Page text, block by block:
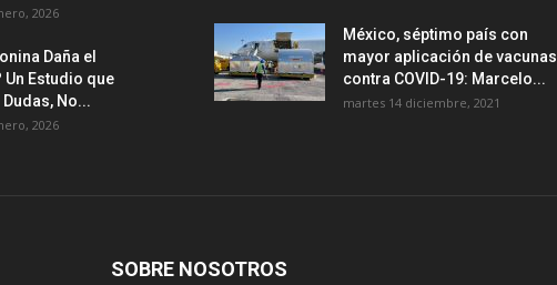
2026
Daña el
Un Estudio que
No...
2026
México, séptimo país con
mayor aplicación de vacunas
contra COVID-19: Marcelo...
martes 14 diciembre, 2021
SOBRE NOSOTROS